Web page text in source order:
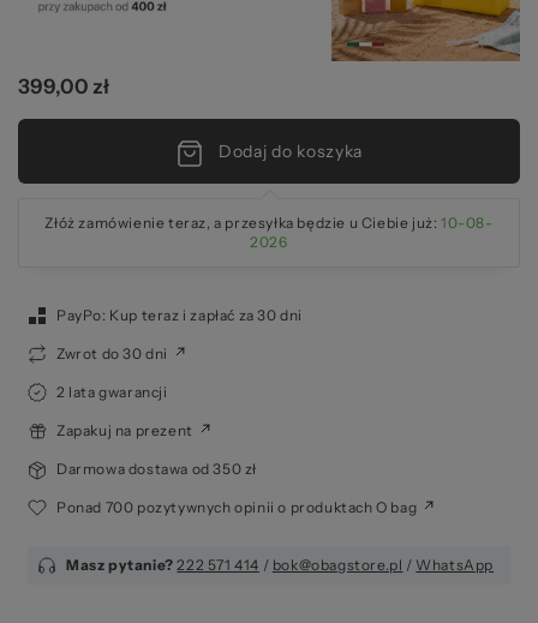
399,00 zł
Dodaj do koszyka
Złóż zamówienie teraz, a przesyłka będzie u Ciebie już: 10-08-
2026
PayPo: Kup teraz i zapłać za 30 dni
Zwrot do 30 dni
2 lata gwarancji
Zapakuj na prezent
Darmowa dostawa od 350 zł
Ponad 700 pozytywnych opinii o produktach O bag
Masz pytanie? 222 571 414 / bok@obagstore.pl / WhatsApp